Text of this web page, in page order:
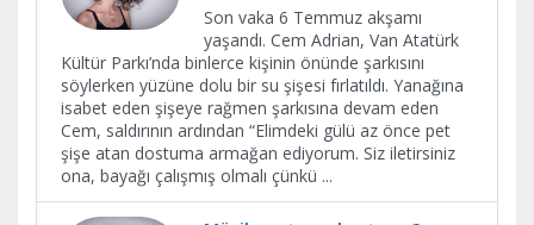
Son vaka 6 Temmuz akşamı
yaşandı. Cem Adrian, Van Atatürk
Kültür Parkı’nda binlerce kişinin önünde şarkısını
söylerken yüzüne dolu bir su şişesi fırlatıldı. Yanağına
isabet eden şişeye rağmen şarkısına devam eden
Cem, saldırının ardından “Elimdeki gülü az önce pet
şişe atan dostuma armağan ediyorum. Siz iletirsiniz
ona, bayağı çalışmış olmalı çünkü ...